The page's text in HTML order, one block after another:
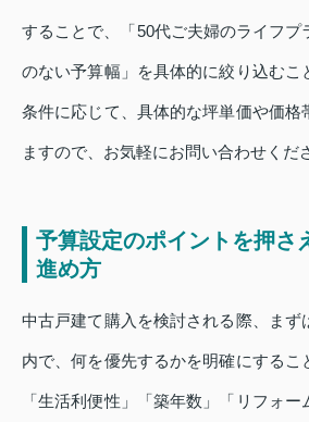
することで、「50代ご夫婦のライフプ
のない予算幅」を具体的に絞り込むこ
条件に応じて、具体的な坪単価や価格
ますので、お気軽にお問い合わせくだ
予算設定のポイントを押さ
進め方
中古戸建て購入を検討される際、まず
内で、何を優先するかを明確にするこ
「生活利便性」「築年数」「リフォ